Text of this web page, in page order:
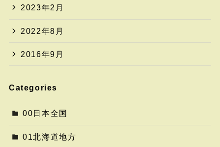
2023年2月
2022年8月
2016年9月
Categories
00日本全国
01北海道地方